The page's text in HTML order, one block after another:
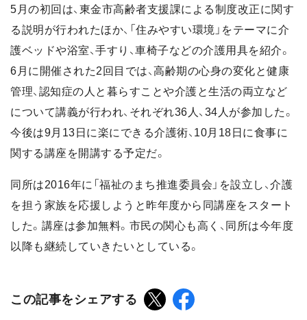
5月の初回は、東金市高齢者支援課による制度改正に関す
る説明が行われたほか、「住みやすい環境」をテーマに介
護ベッドや浴室、手すり、車椅子などの介護用具を紹介。
6月に開催された2回目では、高齢期の心身の変化と健康
管理、認知症の人と暮らすことや介護と生活の両立など
について講義が行われ、それぞれ36人、34人が参加した。
今後は9月13日に楽にできる介護術、10月18日に食事に
関する講座を開講する予定だ。
同所は2016年に「福祉のまち推進委員会」を設立し、介護
を担う家族を応援しようと昨年度から同講座をスタート
した。講座は参加無料。市民の関心も高く、同所は今年度
以降も継続していきたいとしている。
この記事をシェアする